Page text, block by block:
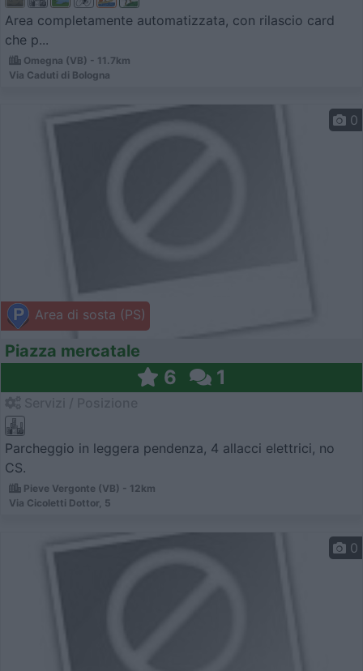
Area completamente automatizzata, con rilascio card
che p...
Omegna (VB) - 11.7km
Via Caduti di Bologna
Area di sosta (PS)
0
Piazza mercatale
6 1
Parcheggio in leggera pendenza, 4 allacci elettrici, no
CS.
Pieve Vergonte (VB) - 12km
Via Cicoletti Dottor, 5
0